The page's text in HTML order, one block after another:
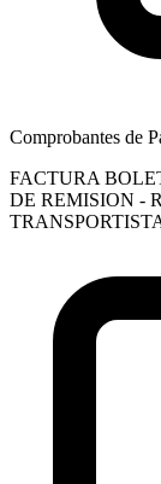
Comprobantes de
FACTURA
DE REMISION -